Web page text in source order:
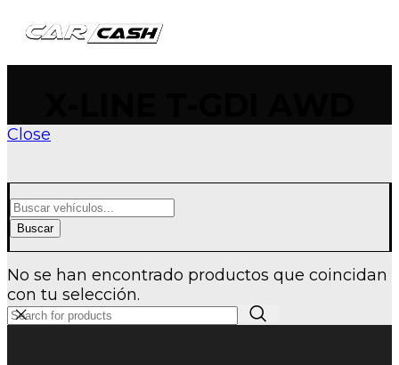
Close
Buscar
No se han encontrado productos que coincidan
con tu selección.